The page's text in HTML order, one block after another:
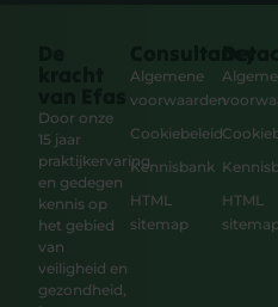
Door onze
15 jaar
praktijkervaring
en gedegen
kennis op
het gebied
van
veiligheid en
gezondheid,
Algemene
voorwaarden
Cookiebeleid
Kennisbank
HTML
sitemap
HTML